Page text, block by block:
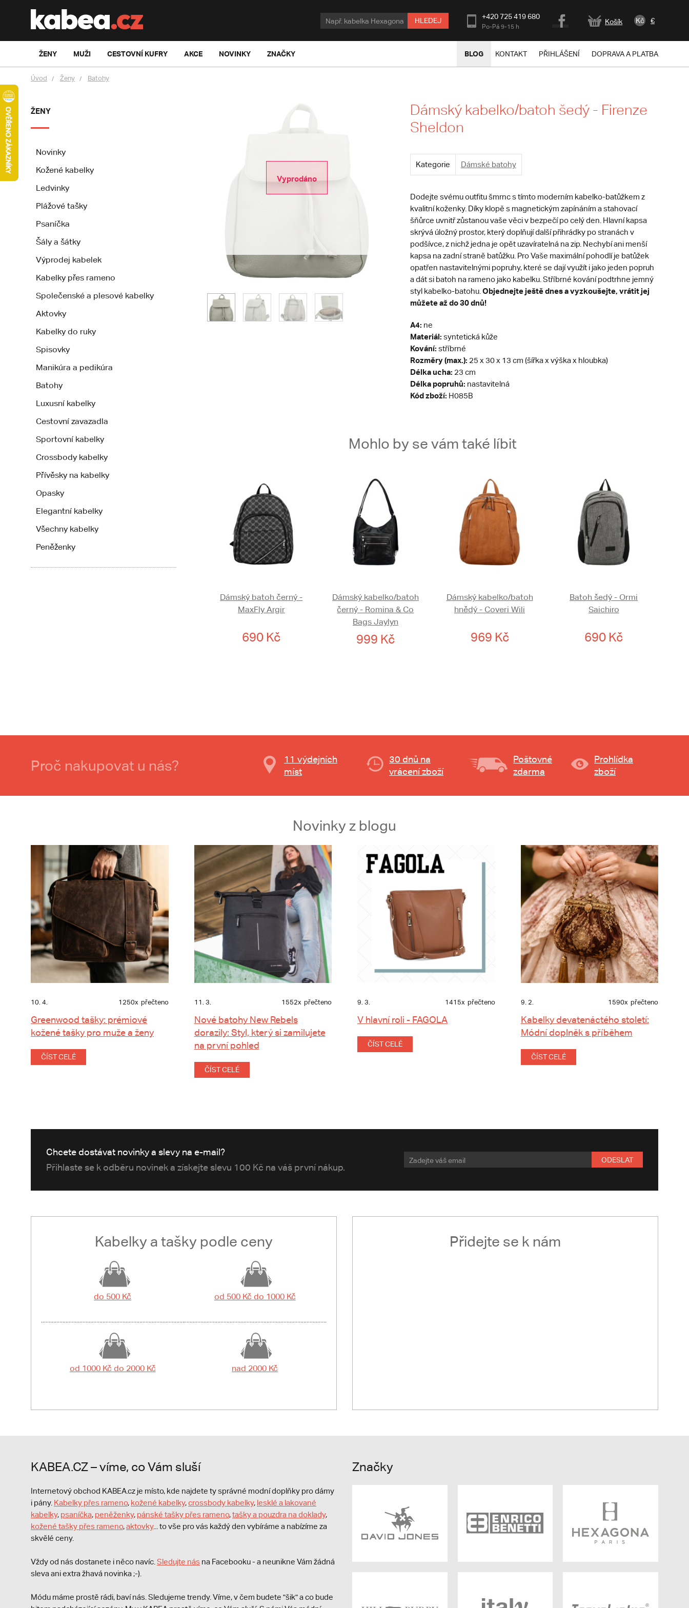
HLEDEJ +420 725 419 680
Po-Pá 9-15 h
Košík Kč €
ŽENY MUŽI CESTOVNÍ KUFRY AKCE NOVINKY ZNAČKY BLOG KONTAKT PŘIHLÁŠENÍ DOPRAVA A PLATBA
Úvod Ženy Batohy
ŽENY
Novinky
Kožené kabelky
Ledvinky
Plážové tašky
Psaníčka
Šály a šátky
Výprodej kabelek
Kabelky přes rameno
Společenské a plesové kabelky
Aktovky
Kabelky do ruky
Spisovky
Manikúra a pedikúra
Batohy
Luxusní kabelky
Cestovní zavazadla
Sportovní kabelky
Crossbody kabelky
Přívěsky na kabelky
Opasky
Elegantní kabelky
Všechny kabelky
Peněženky
Vyprodáno
Dámský kabelko/batoh šedý - Firenze
Sheldon
Kategorie Dámské batohy
Dodejte svému outfitu šmrnc s tímto moderním kabelko-batůžkem z
kvalitní koženky. Díky klopě s magnetickým zapínáním a stahovací
šňůrce uvnitř zůstanou vaše věci v bezpečí po celý den. Hlavní kapsa
skrývá úložný prostor, který doplňují další přihrádky po stranách v
podšívce, z nichž jedna je opět uzavíratelná na zip. Nechybí ani menší
kapsa na zadní straně batůžku. Pro Vaše maximální pohodlí je batůžek
opatřen nastavitelnými popruhy, které se dají využít i jako jeden popruh
a dát si batoh na rameno jako kabelku. Stříbrné kování podtrhne jemný
styl kabelko-batohu. Objednejte ještě dnes a vyzkoušejte, vrátit jej
můžete až do 30 dnů!
A4: ne
Materiál: syntetická kůže
Kování: stříbrné
Rozměry (max.): 25 x 30 x 13 cm (šířka x výška x hloubka)
Délka ucha: 23 cm
Délka popruhů: nastavitelná
Kód zboží: H085B
Mohlo by se vám také líbit
Dámský batoh černý -
MaxFly Argir
690 Kč
Dámský kabelko/batoh
černý - Romina & Co
Bags Jaylyn
999 Kč
Dámský kabelko/batoh
hnědý - Coveri Wili
969 Kč
Batoh šedý - Ormi
Saichiro
690 Kč
Proč nakupovat u nás?
11 výdejních
míst
30 dnů na
vrácení zboží
Poštovné
zdarma
Prohlídka
zboží
Novinky z blogu
10. 4. 1250x přečteno
Greenwood tašky: prémiové
kožené tašky pro muže a ženy
ČÍST CELÉ
11. 3. 1552x přečteno
Nové batohy New Rebels
dorazily: Styl, který si zamilujete
na první pohled
ČÍST CELÉ
9. 3. 1415x přečteno
V hlavní roli - FAGOLA
ČÍST CELÉ
9. 2. 1590x přečteno
Kabelky devatenáctého století:
Módní doplněk s příběhem
ČÍST CELÉ
Chcete dostávat novinky a slevy na e-mail?
Přihlaste se k odběru novinek a získejte slevu 100 Kč na váš první nákup.
ODESLAT
Kabelky a tašky podle ceny
do 500 Kč od 500 Kč do 1000 Kč
od 1000 Kč do 2000 Kč nad 2000 Kč
Přidejte se k nám
KABEA.CZ – víme, co Vám sluší
Internetový obchod KABEA.cz je místo, kde najdete ty správné modní doplňky pro dámy
i pány. Kabelky přes rameno, kožené kabelky,crossbody kabelky, lesklé a lakované
kabelky, psaníčka, peněženky, pánské tašky přes rameno,tašky a pouzdra na doklady,
kožené tašky přes rameno,aktovky... to vše pro vás každý den vybíráme a nabízíme za
skvělé ceny.
Vždy od nás dostanete i něco navíc. Sledujte nás na Facebooku - a neunikne Vám žádná
sleva ani extra žhavá novinka ;-).
Módu máme prostě rádi, baví nás. Sledujeme trendy. Víme, v čem budete "šik" a co bude
Značky